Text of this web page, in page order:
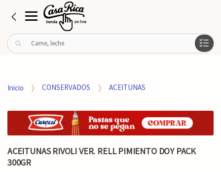
B
u
r
o
Inicio CONSERVADOS ACEITUNAS
ACEITUNAS RIVOLI VER. RELL PIMIENTO DOY PACK
300GR